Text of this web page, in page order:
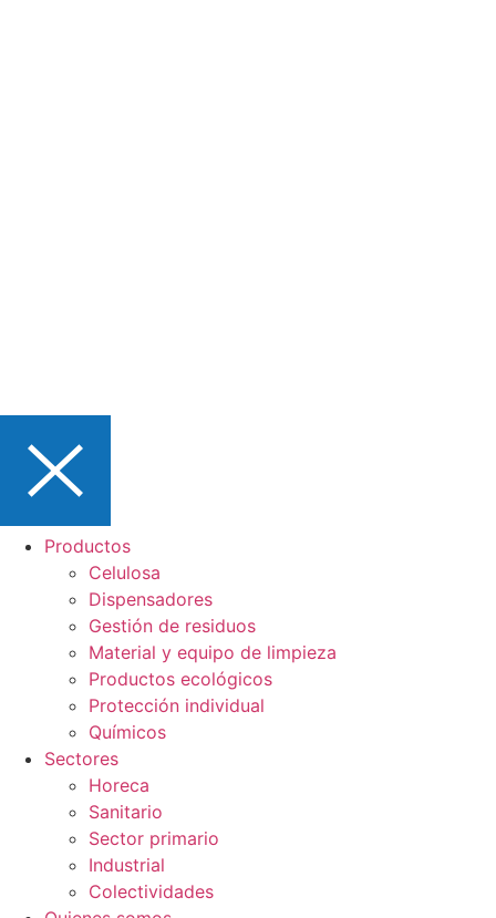
Productos
Celulosa
Dispensadores
Gestión de residuos
Material y equipo de limpieza
Productos ecológicos
Protección individual
Químicos
Sectores
Horeca
Sanitario
Sector primario
Industrial
Colectividades